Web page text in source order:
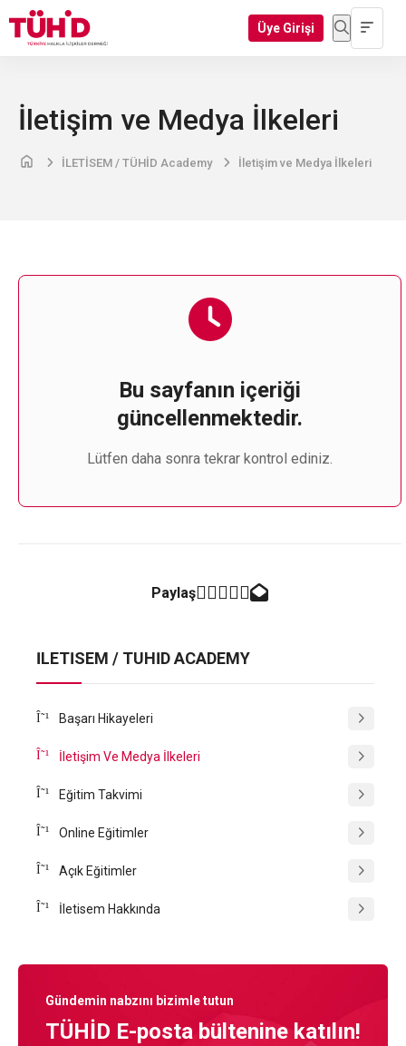
Üye Girişi
İletişim ve Medya İlkeleri
İLETİSEM / TÜHİD Academy İletişim ve Medya İlkeleri
İLETİSEM / TÜHİD ACADEMY
Başarı Hikayeleri
İletişim Ve Medya İlkeleri
Eğitim Takvimi
Online Eğitimler
Açık Eğitimler
İletisem Hakkında
Bu sayfanın içeriği
güncellenmektedir.
Lütfen daha sonra tekrar kontrol ediniz.
Paylaş
Gündemin nabzını bizimle tutun
TÜHİD E-posta bültenine katılın!